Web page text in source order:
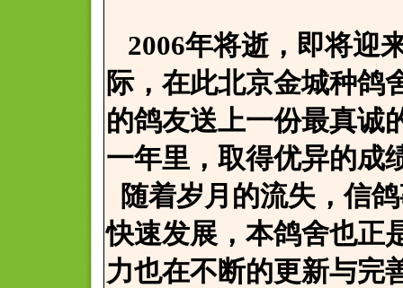
2006年将逝，即将迎
际，在此北京金城种鸽
的鸽友送上一份最真诚
一年里，取得优异的成
随着岁月的流失，信
快速发展，本鸽舍也正
力也在不断的更新与完